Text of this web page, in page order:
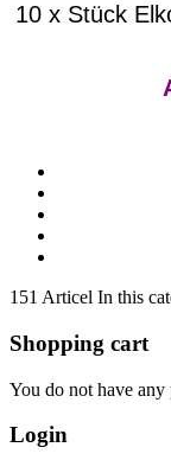
10 x Stück
151 Articel In this
Shopping cart
You do not have
Login